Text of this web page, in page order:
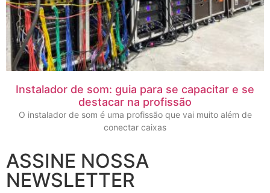
Instalador de som: guia para se capacitar e se
destacar na profissão
O instalador de som é uma profissão que vai muito além de
conectar caixas
ASSINE NOSSA
NEWSLETTER